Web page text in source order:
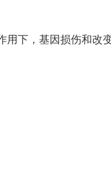
下，基因损伤和改